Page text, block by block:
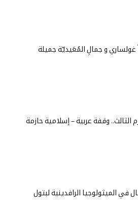
غولساري و جمالِ المُعَيديّة جميلة
الثالث.. وقفة عربية – إسلامية حازمة
في الميثولوجيا الرافدينية لبتول